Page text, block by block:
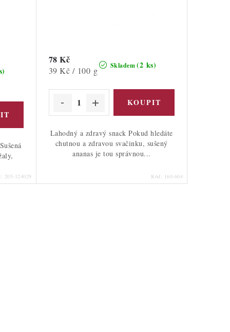
205-124029
Skladem(2 ks)
78 Kč
Měrná
39 Kč / 100 g
Lahodný a zdravý snack Pokud hledáte
chutnou a zdravou svačinku, sušený
ananas je tou správnou...
Kód: 160-604